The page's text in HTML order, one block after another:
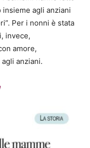
insieme agli anziani
Per i nonni è stata
invece,
amore,
anziani.